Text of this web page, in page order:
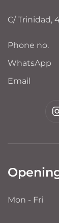
C/ Trinidad,
Phone no.
WhatsApp
Email
Mon - Fri